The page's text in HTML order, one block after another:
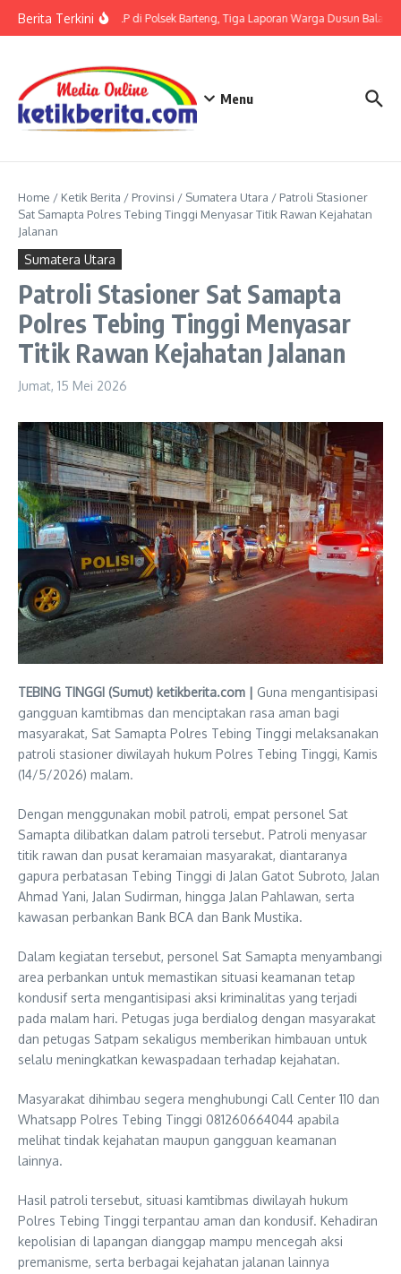
Berita TerkiniTerkait LP di Polsek Barteng, Tiga Laporan Warga Dusun Balaka
Menu
Home / Ketik Berita / Provinsi / Sumatera Utara / Patroli Stasioner
Sat Samapta Polres Tebing Tinggi Menyasar Titik Rawan Kejahatan
Jalanan
Sumatera Utara
Patroli Stasioner Sat Samapta
Polres Tebing Tinggi Menyasar
Titik Rawan Kejahatan Jalanan
Jumat, 15 Mei 2026
TEBING TINGGI (Sumut) ketikberita.com | Guna mengantisipasi
gangguan kamtibmas dan menciptakan rasa aman bagi
masyarakat, Sat Samapta Polres Tebing Tinggi melaksanakan
patroli stasioner diwilayah hukum Polres Tebing Tinggi, Kamis
(14/5/2026) malam.
Dengan menggunakan mobil patroli, empat personel Sat
Samapta dilibatkan dalam patroli tersebut. Patroli menyasar
titik rawan dan pusat keramaian masyarakat, diantaranya
gapura perbatasan Tebing Tinggi di Jalan Gatot Subroto, Jalan
Ahmad Yani, Jalan Sudirman, hingga Jalan Pahlawan, serta
kawasan perbankan Bank BCA dan Bank Mustika.
Dalam kegiatan tersebut, personel Sat Samapta menyambangi
area perbankan untuk memastikan situasi keamanan tetap
kondusif serta mengantisipasi aksi kriminalitas yang terjadi
pada malam hari. Petugas juga berdialog dengan masyarakat
dan petugas Satpam sekaligus memberikan himbauan untuk
selalu meningkatkan kewaspadaan terhadap kejahatan.
Masyarakat dihimbau segera menghubungi Call Center 110 dan
Whatsapp Polres Tebing Tinggi 081260664044 apabila
melihat tindak kejahatan maupun gangguan keamanan
lainnya.
Hasil patroli tersebut, situasi kamtibmas diwilayah hukum
Polres Tebing Tinggi terpantau aman dan kondusif. Kehadiran
kepolisian di lapangan dianggap mampu mencegah aksi
premanisme, serta berbagai kejahatan jalanan lainnya